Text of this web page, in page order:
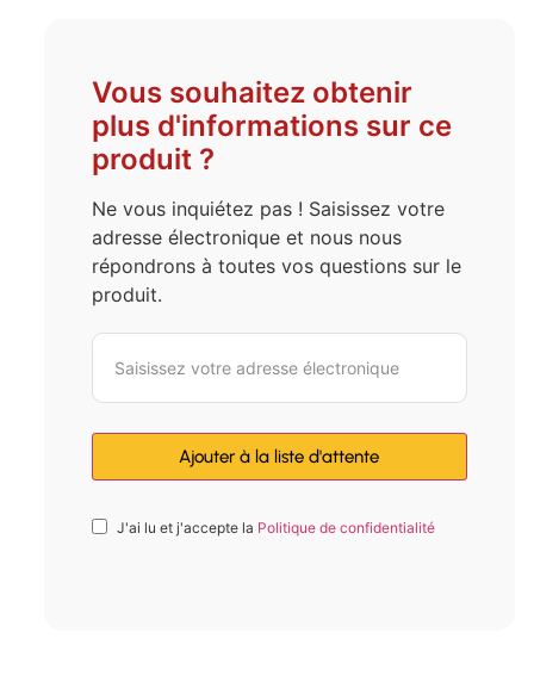
Vous souhaitez obtenir
plus d'informations sur ce
produit ?
Ne vous inquiétez pas ! Saisissez votre
adresse électronique et nous nous
répondrons à toutes vos questions sur le
produit.
J'ai lu et j'accepte la Politique de confidentialité